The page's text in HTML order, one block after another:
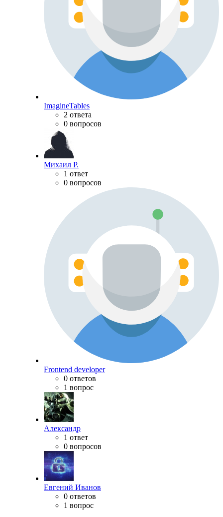
ImagineTables
2 ответа
0 вопросов
Михаил Р.
1 ответ
0 вопросов
Frontend developer
0 ответов
1 вопрос
Александр
1 ответ
0 вопросов
Евгений Иванов
0 ответов
1 вопрос